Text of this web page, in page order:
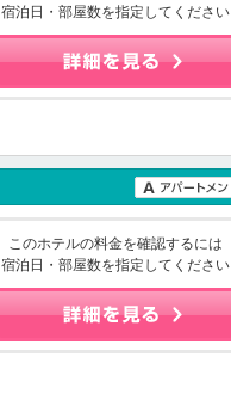
宿泊日・部屋数を指定してください
このホテルの料金を確認するには
宿泊日・部屋数を指定してください